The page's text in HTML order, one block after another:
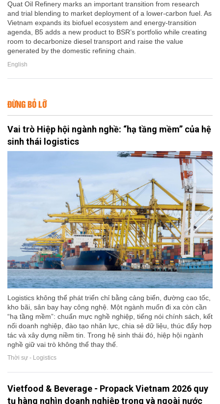
Quat Oil Refinery marks an important transition from research
and trial blending to market deployment of a lower-carbon fuel. As
Vietnam expands its biofuel ecosystem and energy-transition
agenda, B5 adds a new product to BSR’s portfolio while creating
room to decarbonize diesel transport and raise the value
generated by the domestic refining chain.
English
ĐỪNG BỎ LỠ
Vai trò Hiệp hội ngành nghề: “hạ tầng mềm” của hệ
sinh thái logistics
Logistics không thể phát triển chỉ bằng cảng biển, đường cao tốc,
kho bãi, sân bay hay công nghệ. Một ngành muốn đi xa còn cần
“hạ tầng mềm”: chuẩn mực nghề nghiệp, tiếng nói chính sách, kết
nối doanh nghiệp, đào tạo nhân lực, chia sẻ dữ liệu, thúc đẩy hợp
tác và xây dựng niềm tin. Trong hệ sinh thái đó, hiệp hội ngành
nghề giữ vai trò không thể thay thế.
Thời sự - Logistics
Vietfood & Beverage - Propack Vietnam 2026 quy
tụ hàng nghìn doanh nghiệp trong và ngoài nước